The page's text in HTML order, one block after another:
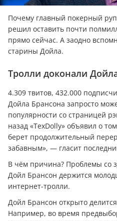
Почему главный покерный
решил оставить почти
прямо сейчас. А заодно
старины Дойла.
Тролли доконали
4.309 твитов, 432.000
Дойла Брансона запросто
популярности со страницей
назад «TexDolly» объявил о
берет продолжительный
забавным», — гласит
В чём причина? Проблемы со
Дойл Брансон держится
интернет-тролли.
Дойл Брансон открыто
Например, во время